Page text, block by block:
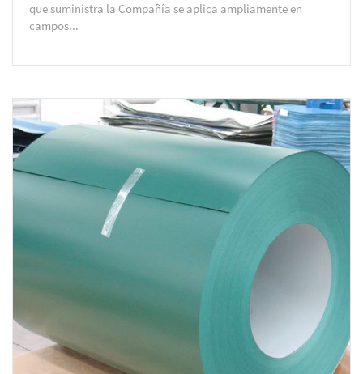
que suministra la Compañía se aplica ampliamente en
campos...